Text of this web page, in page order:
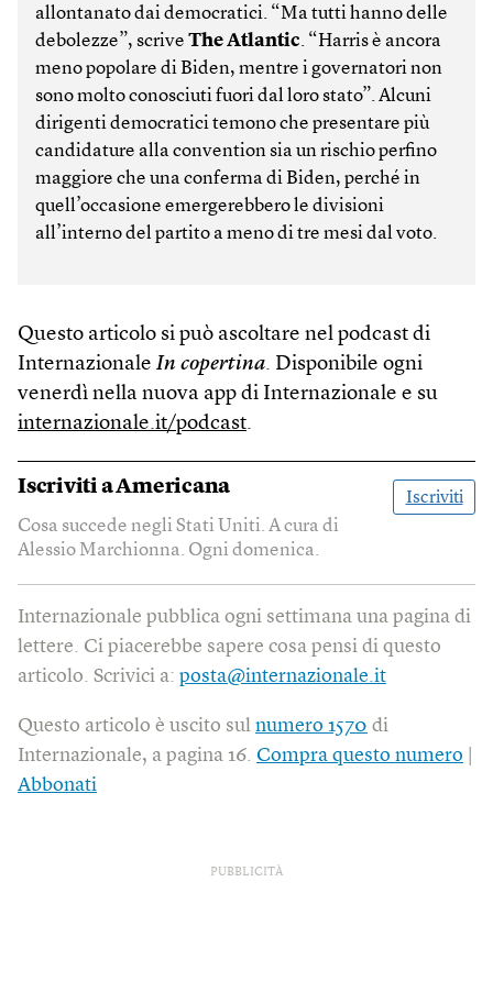
allontanato dai democratici. “Ma tutti hanno delle
debolezze”, scrive The Atlantic. “Harris è ancora
meno popolare di Biden, mentre i governatori non
sono molto conosciuti fuori dal loro stato”. Alcuni
dirigenti democratici temono che presentare più
candidature alla convention sia un rischio perfino
maggiore che una conferma di Biden, perché in
quell’occasione emergerebbero le divisioni
all’interno del partito a meno di tre mesi dal voto.
Questo articolo si può ascoltare nel podcast di
Internazionale In copertina. Disponibile ogni
venerdì nella nuova app di Internazionale e su
internazionale.it/podcast.
Iscriviti aAmericana
Iscriviti
Cosa succede negli Stati Uniti. A cura di
Alessio Marchionna. Ogni domenica.
Internazionale pubblica ogni settimana una pagina di
lettere. Ci piacerebbe sapere cosa pensi di questo
articolo. Scrivici a: posta@internazionale.it
Questo articolo è uscito sul numero 1570 di
Internazionale, a pagina 16. Compra questo numero
Abbonati
PUBBLICITÀ